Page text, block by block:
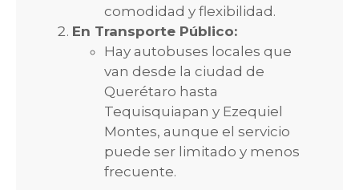
comodidad y flexibilidad.
En Transporte Público:
Hay autobuses locales que
van desde la ciudad de
Querétaro hasta
Tequisquiapan y Ezequiel
Montes, aunque el servicio
puede ser limitado y menos
frecuente.